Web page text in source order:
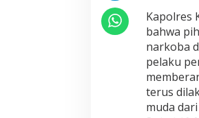
Kapolres
bahwa
narkoba
pelaku
terus
muda